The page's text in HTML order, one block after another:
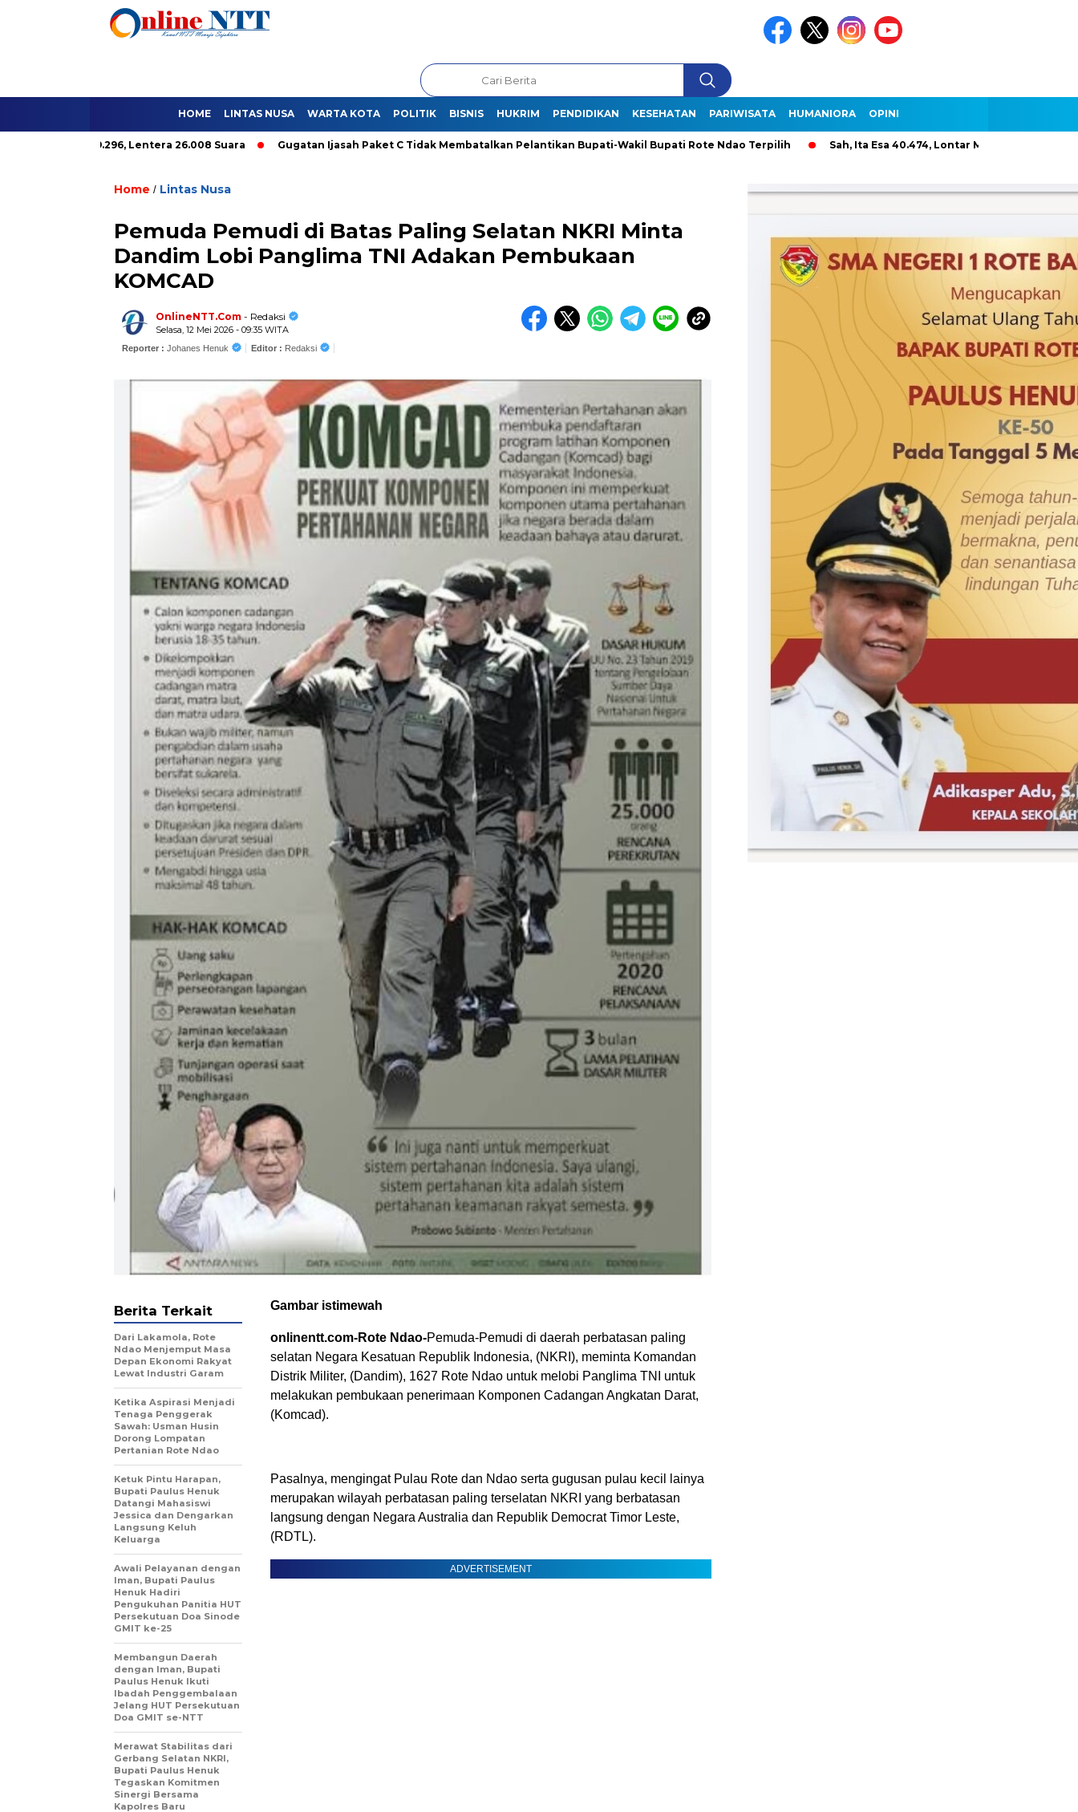
HOME LINTAS NUSA WARTA KOTA POLITIK BISNIS HUKRIM PENDIDIKAN KESEHATAN PARIWISATA HUMANIORA OPINI
Hanya 9.296, Lentera 26.008 Suara Gugatan Ijasah Paket C Tidak Membatalkan Pelantikan Bupati-Wakil Bupati Rote Ndao Terpilih Sah, Ita Esa 40.474, Lontar Malole Hanya 9.296, Lentera
Home / Lintas Nusa
Pemuda Pemudi di Batas Paling Selatan NKRI Minta
Dandim Lobi Panglima TNI Adakan Pembukaan
KOMCAD
OnlineNTT.Com - Redaksi
Selasa, 12 Mei 2026 - 09:35 WITA
Reporter : Johanes Henuk Editor : Redaksi
Gambar istimewah
onlinentt.com-Rote Ndao-Pemuda-Pemudi di daerah perbatasan paling
selatan Negara Kesatuan Republik Indonesia, (NKRI), meminta Komandan
Distrik Militer, (Dandim), 1627 Rote Ndao untuk melobi Panglima TNI untuk
melakukan pembukaan penerimaan Komponen Cadangan Angkatan Darat,
(Komcad).
Pasalnya, mengingat Pulau Rote dan Ndao serta gugusan pulau kecil lainya
merupakan wilayah perbatasan paling terselatan NKRI yang berbatasan
langsung dengan Negara Australia dan Republik Democrat Timor Leste,
(RDTL).
ADVERTISEMENT
Berita Terkait
Dari Lakamola, Rote
Ndao Menjemput Masa
Depan Ekonomi Rakyat
Lewat Industri Garam
Ketika Aspirasi Menjadi
Tenaga Penggerak
Sawah: Usman Husin
Dorong Lompatan
Pertanian Rote Ndao
Ketuk Pintu Harapan,
Bupati Paulus Henuk
Datangi Mahasiswi
Jessica dan Dengarkan
Langsung Keluh
Keluarga
Awali Pelayanan dengan
Iman, Bupati Paulus
Henuk Hadiri
Pengukuhan Panitia HUT
Persekutuan Doa Sinode
GMIT ke-25
Membangun Daerah
dengan Iman, Bupati
Paulus Henuk Ikuti
Ibadah Penggembalaan
Jelang HUT Persekutuan
Doa GMIT se-NTT
Merawat Stabilitas dari
Gerbang Selatan NKRI,
Bupati Paulus Henuk
Tegaskan Komitmen
Sinergi Bersama
Kapolres Baru